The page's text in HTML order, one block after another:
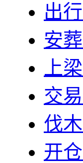
出
安
上
交
伐
开